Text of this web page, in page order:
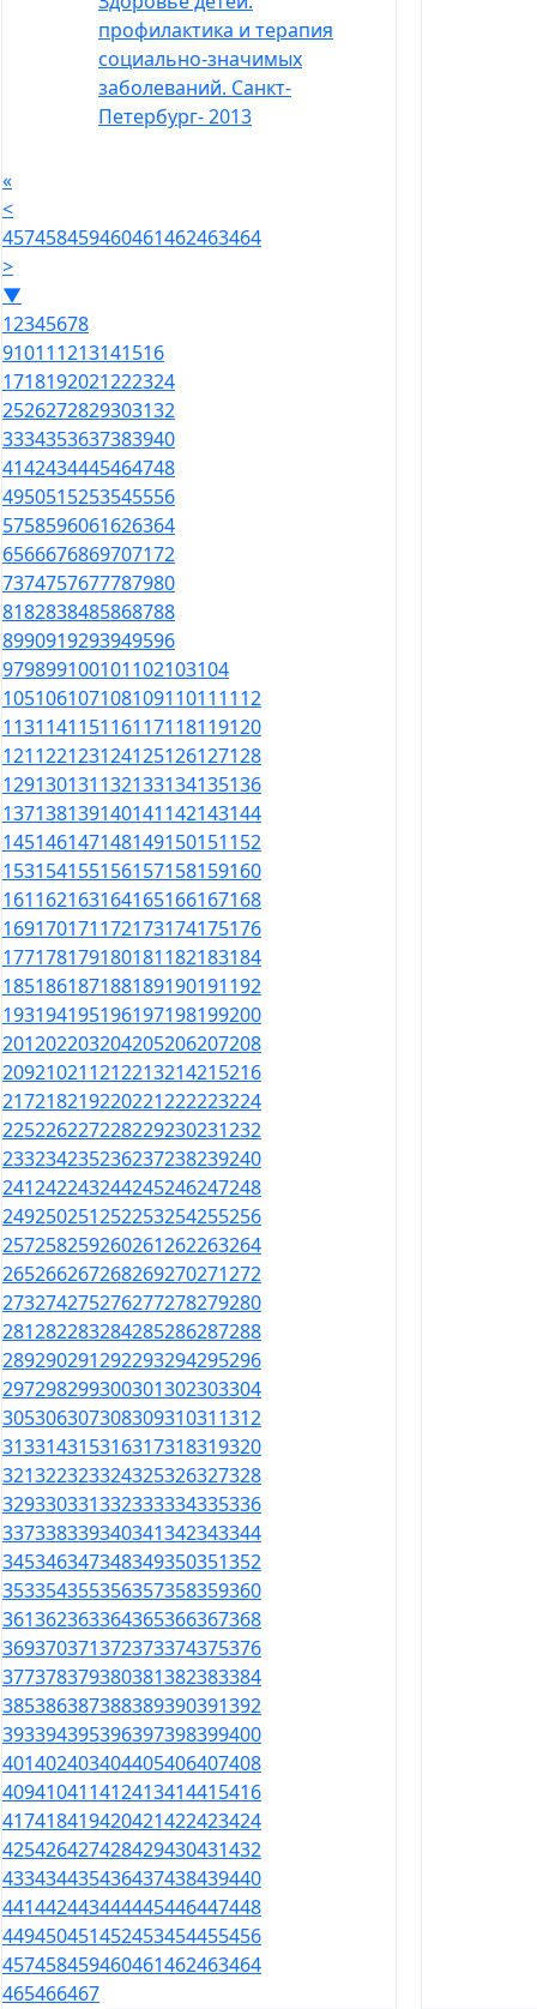
профилактика и терапия
социально-значимых
заболеваний. Санкт-
Петербург- 2013
«
<
457458459460461462463464
>
▼
12345678
910111213141516
1718192021222324
2526272829303132
3334353637383940
4142434445464748
4950515253545556
5758596061626364
6566676869707172
7374757677787980
8182838485868788
8990919293949596
979899100101102103104
105106107108109110111112
113114115116117118119120
121122123124125126127128
129130131132133134135136
137138139140141142143144
145146147148149150151152
153154155156157158159160
161162163164165166167168
169170171172173174175176
177178179180181182183184
185186187188189190191192
193194195196197198199200
201202203204205206207208
209210211212213214215216
217218219220221222223224
225226227228229230231232
233234235236237238239240
241242243244245246247248
249250251252253254255256
257258259260261262263264
265266267268269270271272
273274275276277278279280
281282283284285286287288
289290291292293294295296
297298299300301302303304
305306307308309310311312
313314315316317318319320
321322323324325326327328
329330331332333334335336
337338339340341342343344
345346347348349350351352
353354355356357358359360
361362363364365366367368
369370371372373374375376
377378379380381382383384
385386387388389390391392
393394395396397398399400
401402403404405406407408
409410411412413414415416
417418419420421422423424
425426427428429430431432
433434435436437438439440
441442443444445446447448
449450451452453454455456
457458459460461462463464
465466467